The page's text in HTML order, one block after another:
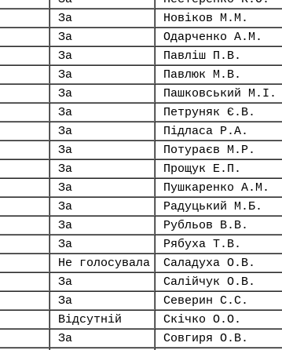
За Новіков М.М.
За Одарченко А.М.
За Павліш П.В.
За Павлюк М.В.
За Пашковський М.І.
За Петруняк Є.В.
За Підласа Р.А.
За Потураєв М.Р.
За Прощук Е.П.
За Пушкаренко А.М.
За Радуцький М.Б.
За Рубльов В.В.
За Рябуха Т.В.
Не голосувала Саладуха О.В.
За Салійчук О.В.
За Северин С.С.
Відсутній Скічко О.О.
За Совгиря О.В.